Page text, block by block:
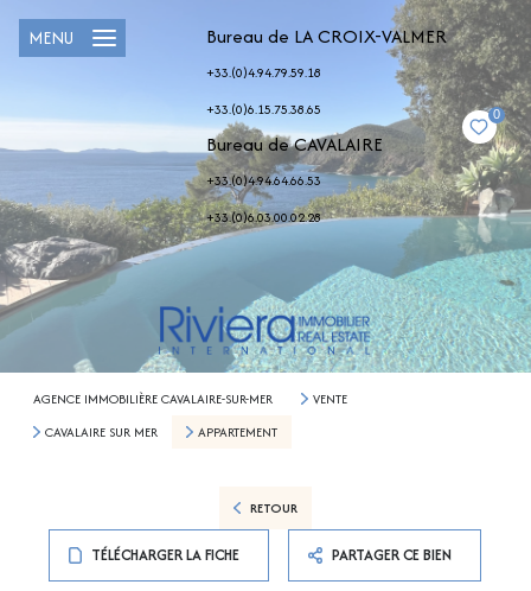
Bureau de LA CROIX-VALMER
+33.(0)4.94.79.59.18
+33.(0)6.15.75.38.65
Bureau de CAVALAIRE
+33.(0)4.94.64.66.53
+33.(0)6.03.00.02.28
0
MENU
AGENCE IMMOBILIÈRE CAVALAIRE-SUR-MER
VENTE
CAVALAIRE SUR MER
APPARTEMENT
RETOUR
TÉLÉCHARGER LA FICHE PARTAGER CE BIEN